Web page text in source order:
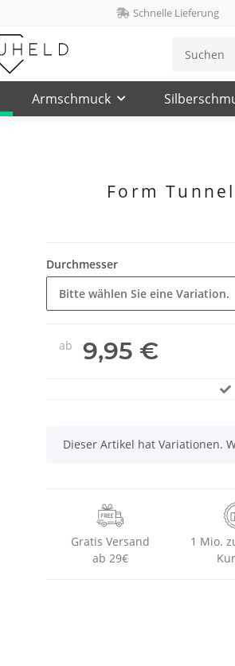
Schnelle Lieferung
Armschmuck
Form
Durchmesser
Bitte wählen Sie eine Variation.
ab 9,95 €
x
Dieser Artikel hat Variationen.
Gratis Versand
ab 29€
1 Mio.